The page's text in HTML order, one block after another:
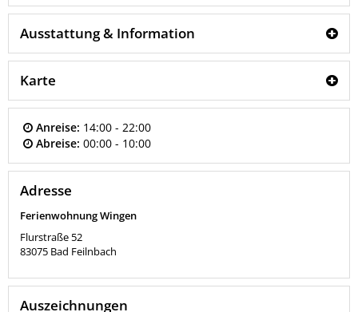
Ausstattung & Information
Karte
Anreise: 14:00 - 22:00
Abreise: 00:00 - 10:00
Adresse
Ferienwohnung Wingen
Flurstraße 52
83075 Bad Feilnbach
Auszeichnungen